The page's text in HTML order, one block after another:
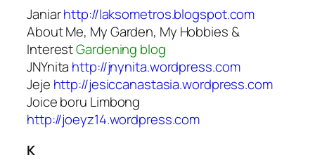
Janiarhttp://laksometros.blogspot.com
About Me, My Garden, My Hobbies &
InterestGardening blog
JNYnita http://jnynita.wordpress.com
Jeje http://jesiccanastasia.wordpress.com
Joice boru Limbong
http://joeyz14.wordpress.com
K